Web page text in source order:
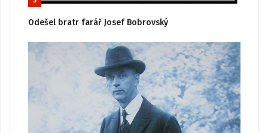
Odešel bratr farář Josef Bobrovský